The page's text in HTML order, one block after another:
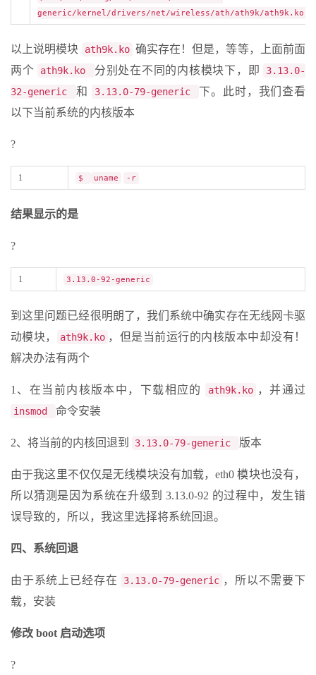
generic/kernel/drivers/net/wireless/ath/ath9k/ath9k.ko
以上说明模块 ath9k.ko 确实存在！但是，等等，上面前面
两个
ath9k.ko 分别处在不同的内核模块下，即
3.13.0-
32-generic
和 3.13.0-79-generic
下。此时，我们查看
以下当前系统的内核版本
?
1 $ uname -r
结果显示的是
?
1 3.13.0-92-generic
到这里问题已经很明朗了，我们系统中确实存在无线网卡驱
动模块，
ath9k.ko ，但是当前运行的内核版本中却没有！
解决办法有两个
1、在当前内核版本中，下载相应的 ath9k.ko ，并通过
insmod 命令安装
2、将当前的内核回退到 3.13.0-79-generic 版本
由于我这里不仅仅是无线模块没有加载，eth0 模块也没有，
所以猜测是因为系统在升级到 3.13.0-92 的过程中，发生错
误导致的，所以，我这里选择将系统回退。
四、系统回退
由于系统上已经存在 3.13.0-79-generic ，所以不需要下
载，安装
修改 boot 启动选项
?